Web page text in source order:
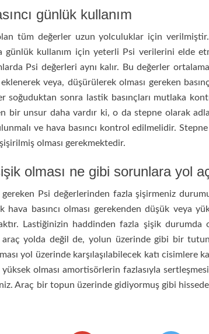
günlük kullanım
tüm değerler uzun yolculuklar için
günlük kullanım için yeterli Psi verilerini elde
Psi değerleri aynı kalır. Bu değerler
eklenerek veya, düşürülerek olması gereken
soğuduktan sonra lastik basınçları mutlaka
bir unsur daha vardır ki, o da stepne olarak
ve hava basıncı kontrol edilmelidir.
olması gerekmektedir.
olması ne gibi sorunlara yol
Psi değerlerinden fazla şişirmeniz
hava basıncı olması gerekenden düşük veya
Lastiğinizin haddinden fazla şişik durumda
araç yolda değil de, yolun üzerinde gibi bir
yol üzerinde karşılaşılabilecek katı cisimlere
yüksek olması amortisörlerin fazlasıyla
Araç bir topun üzerinde gidiyormuş gibi